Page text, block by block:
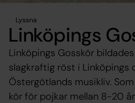
Lyssna
Linköpings
Linköpings Gosskör
slagkraftig röst i Linköpings
Östergötlands musikliv.
kör för pojkar mellan 8-20